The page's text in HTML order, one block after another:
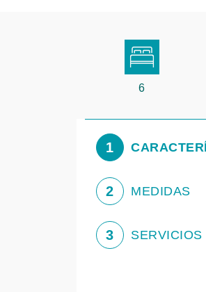
6
1
2 MEDIDAS
3 SERVICIOS